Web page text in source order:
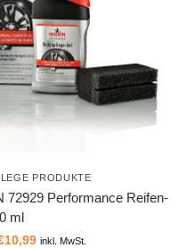
PRODUKTE
72929 Performance Reifen-
ml
10,99 inkl. MwSt.